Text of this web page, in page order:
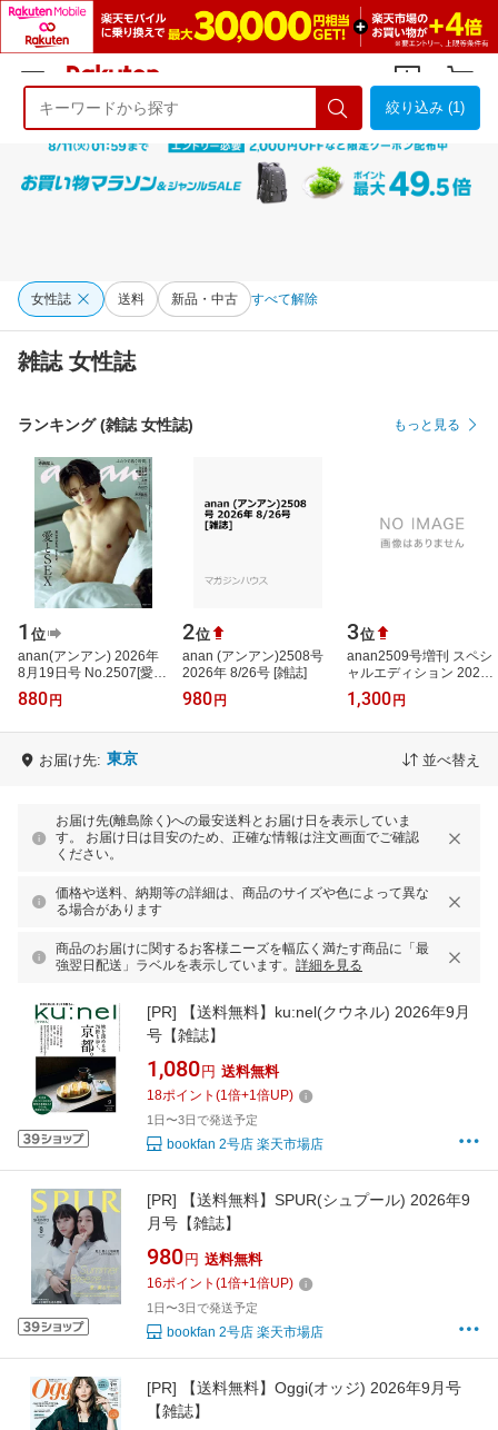
ようこそ 楽天市場へ ログイン
絞り込み (1)
女性誌 送料 新品・中古 すべて解除
雑誌 女性誌
ランキング (雑誌 女性誌) もっと見る
1 位
anan(アンアン) 2026年
8月19日号 No.2507[愛と
SEX] 【電子書籍】[ anan
編集部 ]
880 円
2位
anan (アンアン)2508号
2026年 8/26号 [雑誌]
980 円
3位
anan2509号増刊 スペシ
ャルエディション 2026
年 9/2号 [雑誌]
1,300 円
お届け先: 東京 並べ替え
お届け先(離島除く)への最安送料とお届け日を表示していま
す。 お届け日は目安のため、正確な情報は注文画面でご確認
ください。
価格や送料、納期等の詳細は、商品のサイズや色によって異な
る場合があります
商品のお届けに関するお客様ニーズを幅広く満たす商品に「最
強翌日配送」ラベルを表示しています。 詳細を見る
[PR]
【送料無料】ku:nel(クウネル) 2026年9月
号【雑誌】
1,080 円 送料無料
18ポイント (1倍+1倍UP)
1日〜3日で発送予定
bookfan 2号店 楽天市場店
[PR]
【送料無料】SPUR(シュプール) 2026年9
月号【雑誌】
980 円 送料無料
16ポイント (1倍+1倍UP)
1日〜3日で発送予定
bookfan 2号店 楽天市場店
[PR]
【送料無料】Oggi(オッジ) 2026年9月号
【雑誌】